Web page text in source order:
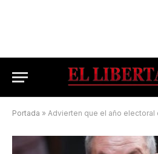
Portada » Advierten que el año electoral